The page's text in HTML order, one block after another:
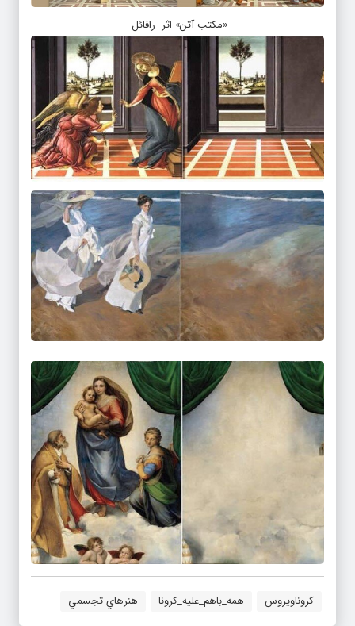
«مکتب آتن» اثر رافائل
کروناویروس همه_باهم_علیه_کرونا هنرهاي تجسمي